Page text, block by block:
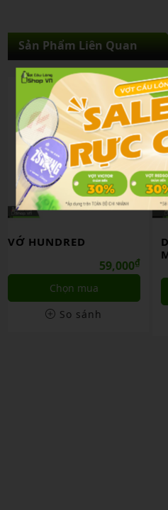
Sản Phẩm Liên Quan
DÂY HUNDRED JP65
210,000
Chọn mua
So sánh